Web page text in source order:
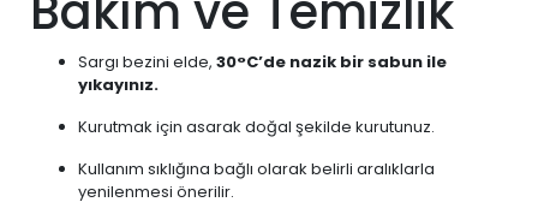
Sargı bezini elde, 30°C’de nazik bir sabun ile
yıkayınız.
Kurutmak için asarak doğal şekilde kurutunuz.
Kullanım sıklığına bağlı olarak belirli aralıklarla
yenilenmesi önerilir.